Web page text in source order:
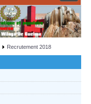
Recrutement 2018